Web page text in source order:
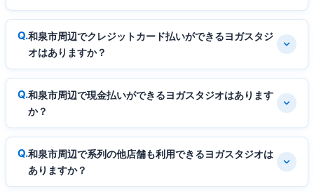
和泉市周辺でクレジットカード払いができるヨガスタジ
オはありますか？
和泉市周辺で現金払いができるヨガスタジオはあります
か？
和泉市周辺で系列の他店舗も利用できるヨガスタジオは
ありますか？